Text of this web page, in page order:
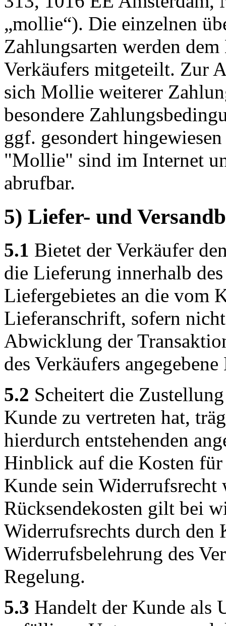
„mollie“). Die einzelnen
Zahlungsarten werden
Verkäufers mitgeteilt. Zur
sich Mollie weiterer
besondere
ggf. gesondert
"Mollie" sind im Internet
abrufbar.
5) Liefer- und
5.1 Bietet der Verkäufer
die Lieferung innerhalb
Liefergebietes an die vom
Lieferanschrift, sofern
Abwicklung der
des Verkäufers
5.2 Scheitert die
Kunde zu vertreten hat,
hierdurch entstehenden
Hinblick auf die Kosten
Kunde sein Widerrufsrecht
Rücksendekosten gilt bei
Widerrufsrechts durch den
Widerrufsbelehrung des
Regelung.
5.3 Handelt der Kunde als